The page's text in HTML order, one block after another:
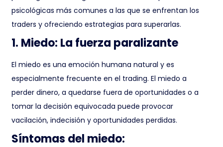
psicológicas más comunes a las que se enfrentan los
traders y ofreciendo estrategias para superarlas.
1. Miedo: La fuerza paralizante
El miedo es una emoción humana natural y es
especialmente frecuente en el trading. El miedo a
perder dinero, a quedarse fuera de oportunidades o a
tomar la decisión equivocada puede provocar
vacilación, indecisión y oportunidades perdidas.
Síntomas del miedo: